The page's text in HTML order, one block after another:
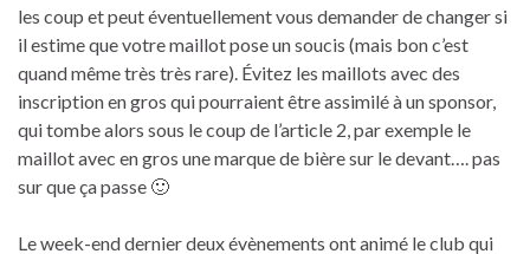
les coup et peut éventuellement vous demander de changer si
il estime que votre maillot pose un soucis (mais bon c’est
quand même très très rare). Évitez les maillots avec des
inscription en gros qui pourraient être assimilé à un sponsor,
qui tombe alors sous le coup de l’article 2, par exemple le
maillot avec en gros une marque de bière sur le devant…. pas
sur que ça passe 🙂
Le week-end dernier deux évènements ont animé le club qui